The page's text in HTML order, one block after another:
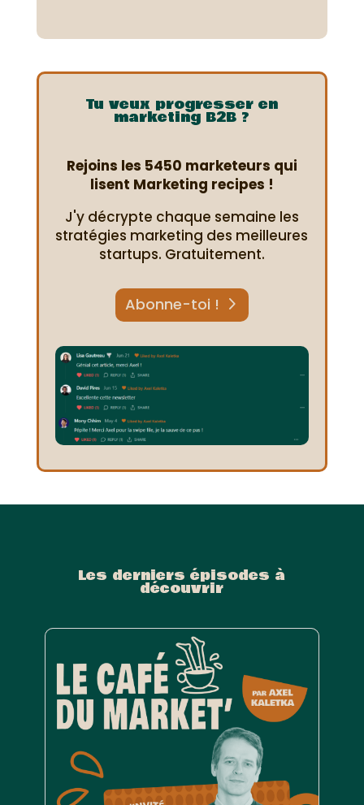
Tu veux progresser en
marketing B2B ?
Rejoins les 5450 marketeurs qui
lisent Marketing recipes !
J'y décrypte chaque semaine les
stratégies marketing des meilleures
startups. Gratuitement.
Abonne-toi !
Les derniers épisodes à
découvrir